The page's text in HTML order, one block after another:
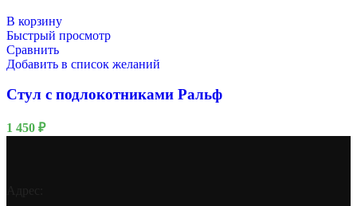
В корзину
Быстрый просмотр
Сравнить
Добавить в список желаний
Стул с подлокотниками Ральф
1 450 ₽